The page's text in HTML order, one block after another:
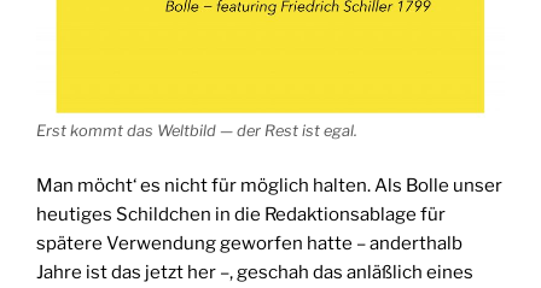
Erst kommt das Weltbild — der Rest ist egal.
Man möcht‘ es nicht für möglich halten. Als Bolle unser
heutiges Schildchen in die Redaktionsablage für
spätere Verwendung geworfen hatte – anderthalb
Jahre ist das jetzt her –, geschah das anläßlich eines